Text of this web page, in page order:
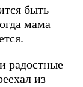
быть
мама
радостные
из